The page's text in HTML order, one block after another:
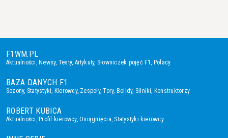
F1WM.PL
Aktualności, Newsy, Testy, Artykuły, Słowniczek pojęć F1, Polacy
BAZA DANYCH F1
Sezony, Statystyki, Kierowcy, Zespoły,Tory, Bolidy, Silniki, Konstruktorzy
ROBERT KUBICA
Aktualności, Profil kierowcy,Osiągnięcia, Statystyki kierowcy